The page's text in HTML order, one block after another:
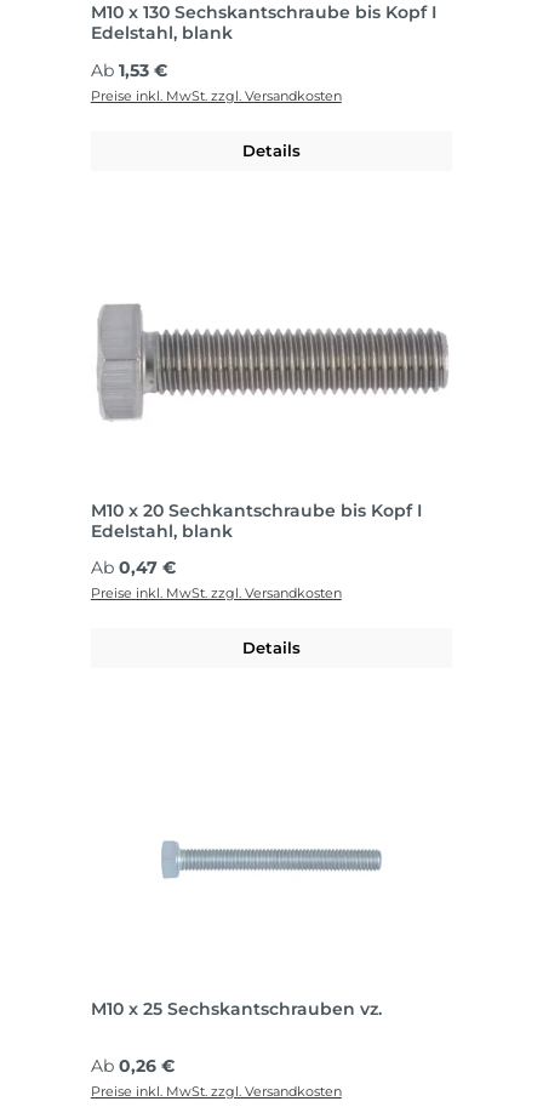
M10 x 130 Sechskantschraube bis Kopf I
Edelstahl, blank
Regulärer Preis:
Ab 1,53 €
Preise inkl. MwSt. zzgl. Versandkosten
Details
M10 x 20 Sechkantschraube bis Kopf I
Edelstahl, blank
Regulärer Preis:
Ab 0,47 €
Preise inkl. MwSt. zzgl. Versandkosten
Details
M10 x 25 Sechskantschrauben vz.
Regulärer Preis:
Ab 0,26 €
Preise inkl. MwSt. zzgl. Versandkosten